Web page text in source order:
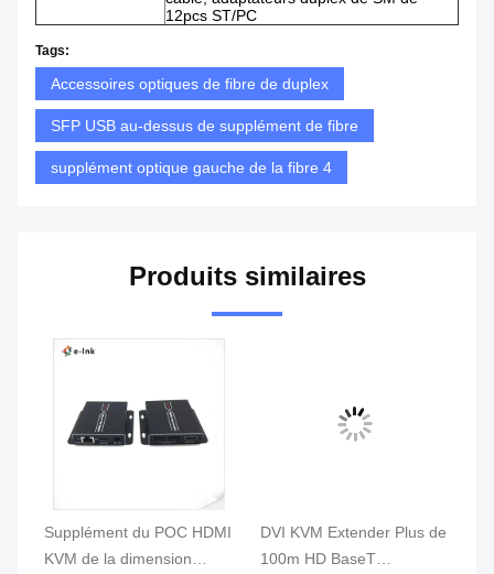
12pcs ST/PC
Tags:
Accessoires optiques de fibre de duplex
SFP USB au-dessus de supplément de fibre
supplément optique gauche de la fibre 4
Produits similaires
Supplément du POC HDMI
KVM de la dimension
DVI KVM Extender Plus de
100m HD BaseT